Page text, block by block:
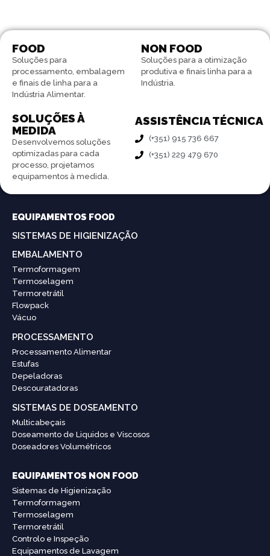
FOOD
Soluções para
processamento, embalagem
e finais de linha para a
Indústria Alimentar.
NON FOOD
Soluções para a otimização
produtiva e finais linha para a
Indústria.
SOLUÇÕES À
MEDIDA
Desenvolvemos soluções
optimizadas para cada
processo, projetamos
equipamentos à medida.
ASSISTÊNCIA TÉCNICA
(+351) 915 736 667
(+351) 229 479 670
EQUIPAMENTOS FOOD
SISTEMAS DE HIGIENIZAÇÃO
EMBALAMENTO
Termoformagem
Termoselagem
Termoretrátil
Flowpack
Vácuo
PROCESSAMENTO
Processamento Alimentar
Estufas
Depeladoras
Descouratadoras
SISTEMAS DE DOSEAMENTO
Multicabeçais
Doseamento de Liquidos e Viscosos
Doseadores Volumétricos
EQUIPAMENTOS NON FOOD
Sistemas de Higienização
Termoformagem
Termoselagem
Termoretrátil
Controlo e Inspeção
Equipamentos de Lavagem